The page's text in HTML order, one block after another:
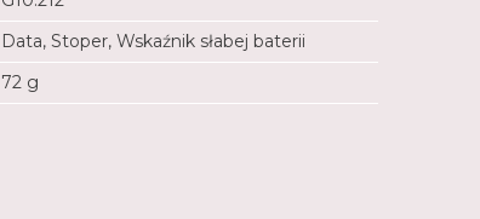
Data, Stoper, Wskaźnik słabej baterii
72 g